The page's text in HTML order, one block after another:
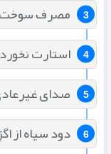
مصرف سوخت بالا
استارت
صدای غیرعادی
دود سیاه از اگزوز